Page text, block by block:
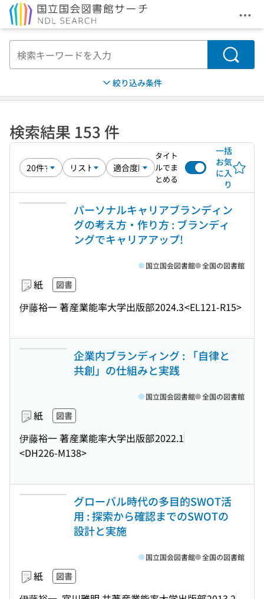
メ
検索
絞り込み条件
検索結果 153 件
タイト
ルでま
とめる
一括
お気
に入
り
パーソナルキャリアブランディン
グの考え方・作り方 : ブランディ
ングでキャリアアップ!
紙 図書
伊藤裕一 著産業能率大学出版部2024.3<EL121-R15>
国立国会図書館 全国の図書館
企業内ブランディング : 「自律と
共創」の仕組みと実践
紙 図書
伊藤裕一 著産業能率大学出版部2022.1
<DH226-M138>
国立国会図書館 全国の図書館
グローバル時代の多目的SWOT活
用 : 探索から確認までのSWOTの
設計と実施
紙 図書
国立国会図書館 全国の図書館